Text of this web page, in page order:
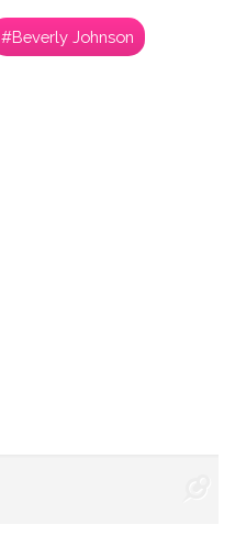
#Beverly Johnson